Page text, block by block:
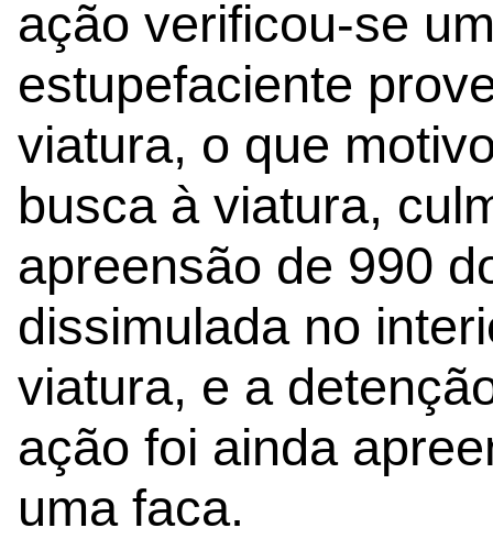
ação verificou-se
estupefaciente
viatura, o que
busca à viatura,
apreensão de 990
dissimulada no
viatura, e a
ação foi ainda
uma faca.